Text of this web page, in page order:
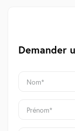
Demander